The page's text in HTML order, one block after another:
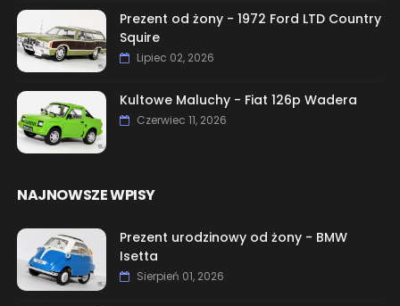
Prezent od żony - 1972 Ford LTD Country
Squire
Lipiec 02, 2026
Kultowe Maluchy - Fiat 126p Wadera
Czerwiec 11, 2026
NAJNOWSZE WPISY
Prezent urodzinowy od żony - BMW
Isetta
Sierpień 01, 2026